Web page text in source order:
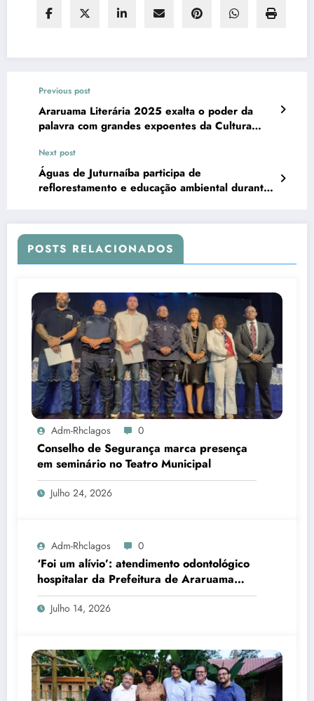
Previous post
Araruama Literária 2025 exalta o poder da
palavra com grandes expoentes da Cultura
Next post
Águas de Juturnaíba participa de
reflorestamento e educação ambiental durante
POSTS RELACIONADOS
Adm-Rhclagos 0
Conselho de Segurança marca presença
em seminário no Teatro Municipal
Julho 24, 2026
Adm-Rhclagos 0
‘Foi um alívio’: atendimento odontológico
hospitalar da Prefeitura de Araruama
transforma rotina de famílias atípicas
Julho 14, 2026